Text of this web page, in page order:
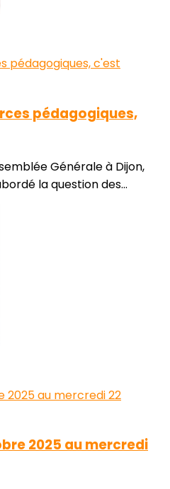
pédagogiques,
Générale à Dijon,
la question des...
2025 au mercredi